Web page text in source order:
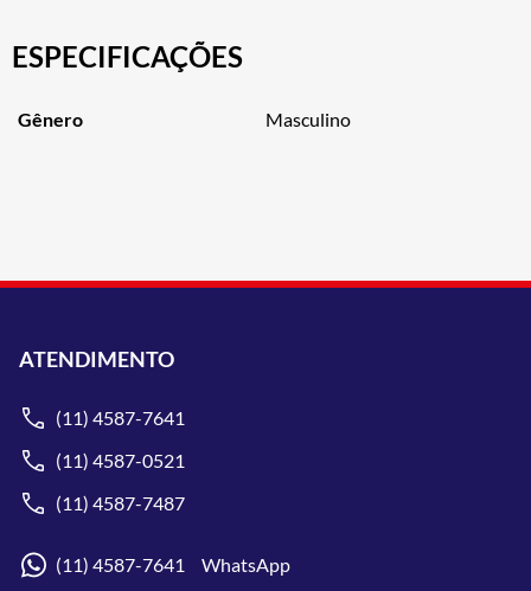
ESPECIFICAÇÕES
Gênero Masculino
ATENDIMENTO
(11) 4587-7641
(11) 4587-0521
(11) 4587-7487
(11) 4587-7641 WhatsApp